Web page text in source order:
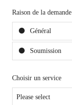
Raison de la demande
Général
Soumission
Choisir un service